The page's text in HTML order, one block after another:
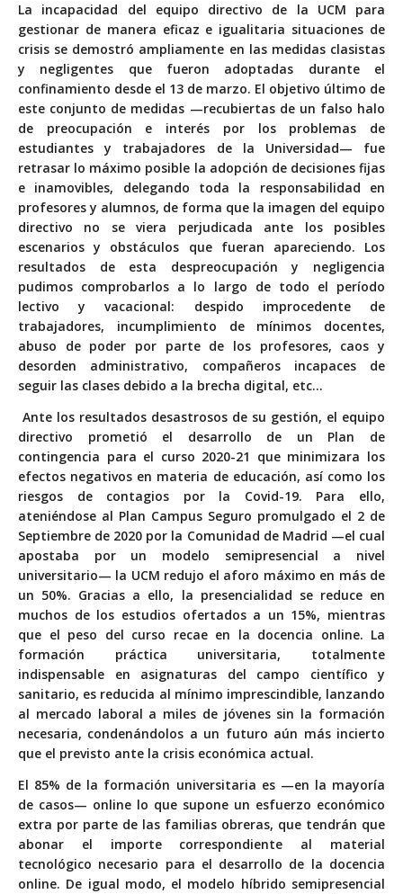
La incapacidad del equipo directivo de la UCM para
gestionar de manera eficaz e igualitaria situaciones de
crisis se demostró ampliamente en las medidas clasistas
y negligentes que fueron adoptadas durante el
confinamiento desde el 13 de marzo. El objetivo último de
este conjunto de medidas —recubiertas de un falso halo
de preocupación e interés por los problemas de
estudiantes y trabajadores de la Universidad— fue
retrasar lo máximo posible la adopción de decisiones fijas
e inamovibles, delegando toda la responsabilidad en
profesores y alumnos, de forma que la imagen del equipo
directivo no se viera perjudicada ante los posibles
escenarios y obstáculos que fueran apareciendo. Los
resultados de esta despreocupación y negligencia
pudimos comprobarlos a lo largo de todo el período
lectivo y vacacional: despido improcedente de
trabajadores, incumplimiento de mínimos docentes,
abuso de poder por parte de los profesores, caos y
desorden administrativo, compañeros incapaces de
seguir las clases debido a la brecha digital, etc…
Ante los resultados desastrosos de su gestión, el equipo
directivo prometió el desarrollo de un Plan de
contingencia para el curso 2020-21 que minimizara los
efectos negativos en materia de educación, así como los
riesgos de contagios por la Covid-19. Para ello,
ateniéndose al Plan Campus Seguro promulgado el 2 de
Septiembre de 2020 por la Comunidad de Madrid —el cual
apostaba por un modelo semipresencial a nivel
universitario— la UCM redujo el aforo máximo en más de
un 50%. Gracias a ello, la presencialidad se reduce en
muchos de los estudios ofertados a un 15%, mientras
que el peso del curso recae en la docencia online. La
formación práctica universitaria, totalmente
indispensable en asignaturas del campo científico y
sanitario, es reducida al mínimo imprescindible, lanzando
al mercado laboral a miles de jóvenes sin la formación
necesaria, condenándolos a un futuro aún más incierto
que el previsto ante la crisis económica actual.
El 85% de la formación universitaria es —en la mayoría
de casos— online lo que supone un esfuerzo económico
extra por parte de las familias obreras, que tendrán que
abonar el importe correspondiente al material
tecnológico necesario para el desarrollo de la docencia
online. De igual modo, el modelo híbrido semipresencial